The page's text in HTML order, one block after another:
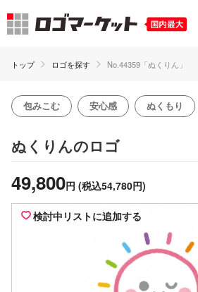
トップ ロゴを探す No.44359「ぬくりん」
包みこむ 安心感 ぬくもり
ぬくりんのロゴ
49,800円 (税込54,780円)
検討中リストに追加する